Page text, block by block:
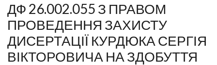
ДФ 26.002.055 З ПРАВОМ
ПРОВЕДЕННЯ ЗАХИСТУ
ДИСЕРТАЦІЇ КУРДЮКА СЕРГІЯ
ВІКТОРОВИЧА НА ЗДОБУТТЯ